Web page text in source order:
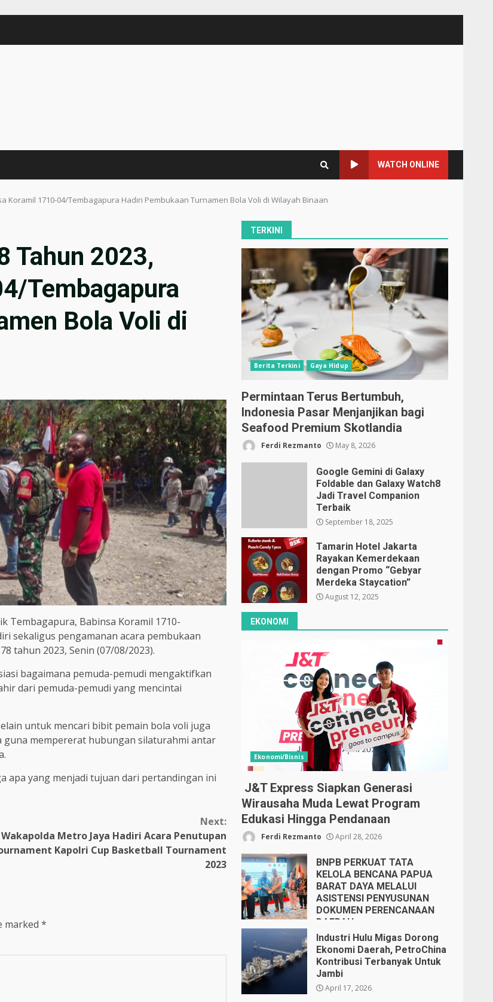
WATCH ONLINE
Koramil 1710-04/Tembagapura Hadiri Pembukaan Turnamen Bola Voli di Wilayah Binaan
Tahun 2023,
Tembagapura
Bola Voli di
Tembagapura, Babinsa Koramil 1710-
sekaligus pengamanan acara pembukaan
tahun 2023, Senin (07/08/2023).
bagaimana pemuda-pemudi mengaktifkan
dari pemuda-pemudi yang mencintai
untuk mencari bibit pemain bola voli juga
guna mempererat hubungan silaturahmi antar
apa yang menjadi tujuan dari pertandingan ini
Next:
Wakapolda Metro Jaya Hadiri Acara Penutupan
Kapolri Cup Basketball Tournament
2023
marked *
TERKINI
Berita Terkini Gaya Hidup
Permintaan Terus Bertumbuh,
Indonesia Pasar Menjanjikan bagi
Seafood Premium Skotlandia
Ferdi Rezmanto May 8, 2026
Google Gemini di Galaxy
Foldable dan Galaxy Watch8
Jadi Travel Companion
Terbaik
September 18, 2025
Tamarin Hotel Jakarta
Rayakan Kemerdekaan
dengan Promo “Gebyar
Merdeka Staycation”
August 12, 2025
EKONOMI
Ekonomi/Bisnis
J&T Express Siapkan Generasi
Wirausaha Muda Lewat Program
Edukasi Hingga Pendanaan
Ferdi Rezmanto April 28, 2026
BNPB PERKUAT TATA
KELOLA BENCANA PAPUA
BARAT DAYA MELALUI
ASISTENSI PENYUSUNAN
DOKUMEN PERENCANAAN
DAERAH
April 17, 2026
Industri Hulu Migas Dorong
Ekonomi Daerah, PetroChina
Kontribusi Terbanyak Untuk
Jambi
April 17, 2026